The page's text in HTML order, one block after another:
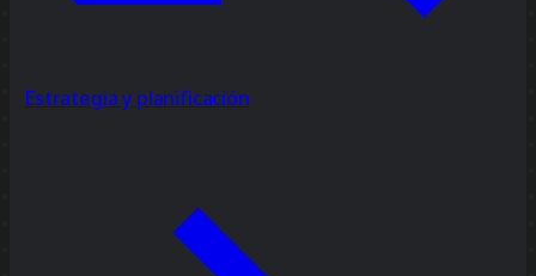
Estrategia y planificación